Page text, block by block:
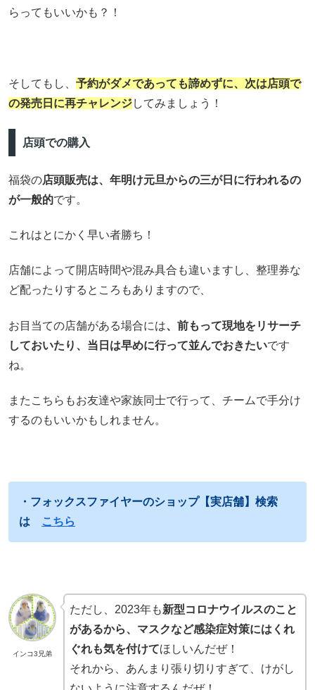
らってもいいかも？！
そしてもし、 予約がダメであっても諦めずに、次は店頭で
の発売日に再チャレンジしてみましょう！
店頭での購入
福袋の店頭販売は、年明け元旦からの三が日に行われるの
が一般的です。
これはとにかく早い者勝ち！
店舗によって開店時間や混み具合も違いますし、整理券な
ど配ったりするところもありますので、
お目当ての店舗がある場合には、前もって現地をリサーチ
しておいたり、当日は早めに行って並んでおきたいです
ね。
またこちらもお友達や家族同士で行って、チームで手分け
するのもいいかもしれません。
・フォックスファイヤーのショップ【実店舗】検索
は
こちら
インコ3兄弟
ただし、2023年も新型コロナウイルスのこと
があるから、 マスクなど感染症対策にはくれ
ぐれも気を付けてほしいんだぜ！
それから、あんまり張り切りすぎて、けがし